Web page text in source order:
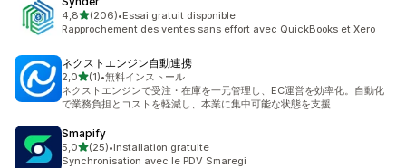
4,8étoile(s) sur 5
(206)
206 avis au total
•Essai gratuit disponible
Rapprochement des ventes sans effort avec QuickBooks et Xero
ネクストエンジン自動連携
2,0étoile(s) sur 5
(1)
1 avis au total
•無料インストール
ネクストエンジンで受注・在庫を一元管理し、EC運営を効率化。自動化
で業務負担とコストを軽減し、本業に集中可能な状態を支援
Smapify
5,0étoile(s) sur 5
(25)
25 avis au total
•Installation gratuite
Synchronisation avec le PDV Smaregi